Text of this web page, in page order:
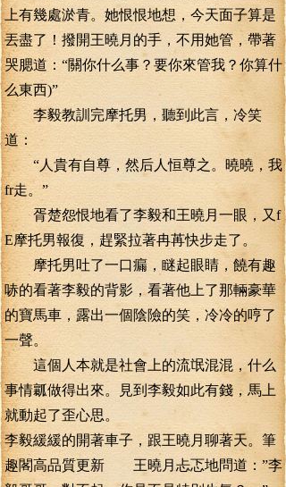
上有幾處淤青。她恨恨地想，今天面子算是
丟盡了！撥開王曉月的手，不用她管，帶著
哭腮道：“關你什么事？要你來管我？你算什
么東西)”
李毅教訓完摩托男，聽到此言，冷笑
道：
“人貴有自尊，然后人恒尊之。曉曉，我
fr走。”
胥楚怨恨地看了李毅和王曉月一眼，又f
E摩托男報復，趕緊拉著冉苒快步走了。
摩托男吐了一口瘺，瞇起眼睛，饒有趣
哧的看著李毅的背影，看著他上了那輛豪華
的寶馬車，露出一個陰險的笑，冷冷的哼了
一聲。
這個人本就是社會上的流氓混混，什么
事情瓤做得出來。見到李毅如此有錢，馬上
就動起了歪心思。
李毅緩緩的開著車子，跟王曉月聊著天。筆
趣閣高品質更新 王曉月忐忑地問道：”李